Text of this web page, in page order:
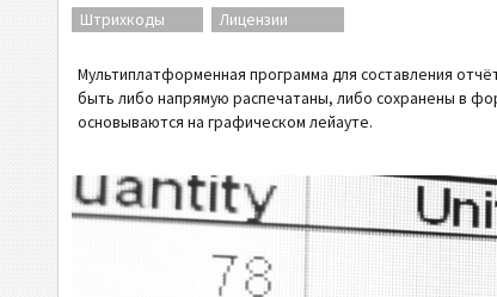
Штрихкоды
Лицензии
Мультиплатформенная программа для составления
быть либо напрямую распечатаны, либо сохранены в
основываются на графическом лейауте.